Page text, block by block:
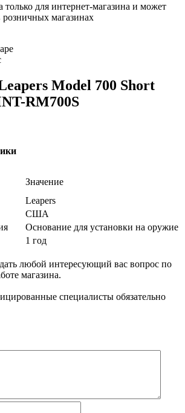
только для интернет-магазина и может
розничных магазинах
Model 700 Short
RM700S
Значение
Leapers
США
Основание для установки на оружие
1 год
любой интересующий вас вопрос по
магазина.
специалисты обязательно